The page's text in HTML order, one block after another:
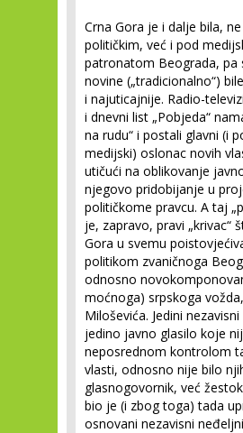
Crna Gora je i dalje bila,
političkim, već i pod
patronatom Beograda, pa
novine („tradicionalno“)
i najuticajnije. Radio-
i dnevni list „Pobjeda“
na rudu“ i postali glavni (i
medijski) oslonac novih
utičući na oblikovanje
njegovo pridobijanje u
političkome pravcu. A taj
je, zapravo, pravi „krivac“
Gora u svemu
politikom zvaničnoga
odnosno
moćnoga) srpskoga
Miloševića. Jedini
jedino javno glasilo koje
neposrednom kontrolom
vlasti, odnosno nije bilo
glasnogovornik, već
bio je (i zbog toga) tada
osnovani nezavisni